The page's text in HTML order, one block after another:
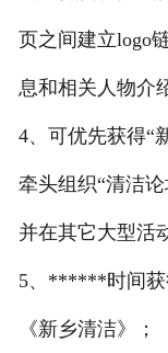
页之间建立logo
息和相关人物介
4、可优先获得“
牵头组织“清洁论
并在其它大型活
5、******时间获
《新乡清洁》；